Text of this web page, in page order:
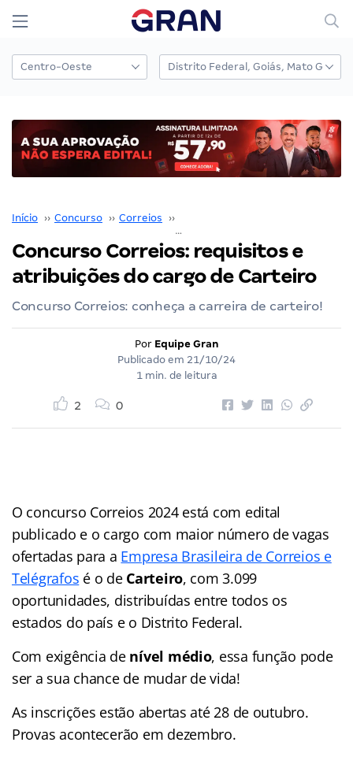
Início ›› Concurso ›› Correios ››
Concurso Correios: requisitos e
atribuições do cargo de Carteiro
Concurso Correios: conheça a carreira de carteiro!
Por Equipe Gran
Publicado em 21/10/24
1 min. de leitura
2 0
O concurso Correios 2024 está com edital
publicado e o cargo com maior número de vagas
ofertadas para a Empresa Brasileira de Correios e
Telégrafos é o de Carteiro, com 3.099
oportunidades, distribuídas entre todos os
estados do país e o Distrito Federal.
Com exigência de nível médio, essa função pode
ser a sua chance de mudar de vida!
As inscrições estão abertas até 28 de outubro.
Provas acontecerão em dezembro.